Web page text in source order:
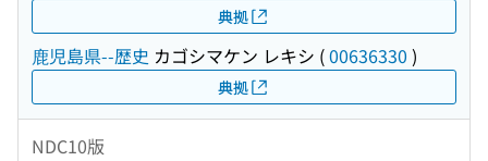
典拠
鹿児島県--歴史 カゴシマケン レキシ (00636330 )
典拠
NDC10版